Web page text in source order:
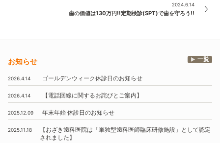
2024.6.14
歯の価値は130万円!!定期検診(SPT)で歯を守ろう!!
お知らせ 一覧
2026.4.14 ゴールデンウィーク休診日のお知らせ
2026.4.14 【電話回線に関するお詫びとご案内】
2025.12.09 年末年始 休診日のお知らせ
2025.11.18 【おざき歯科医院は 「単独型歯科医師臨床研修施設」
として認定
されました】